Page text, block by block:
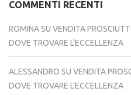
COMMENTI RECENTI
ROMINA SU VENDITA
DOVE TROVARE L’ECCELLENZA
ALESSANDRO SU VENDITA
DOVE TROVARE L’ECCELLENZA